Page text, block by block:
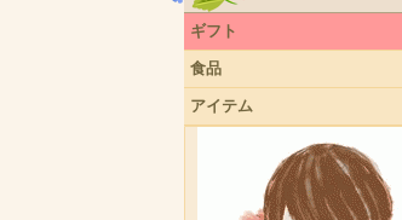
ギフト
食品
アイテム